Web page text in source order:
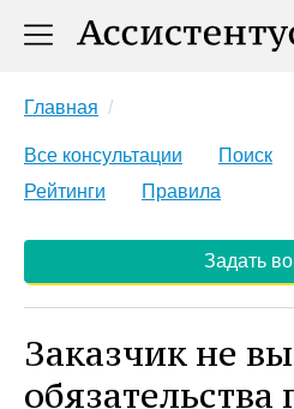
Главная
Все консультации Поиск
Рейтинги
Правила
Задать
Заказчик не
обязательства